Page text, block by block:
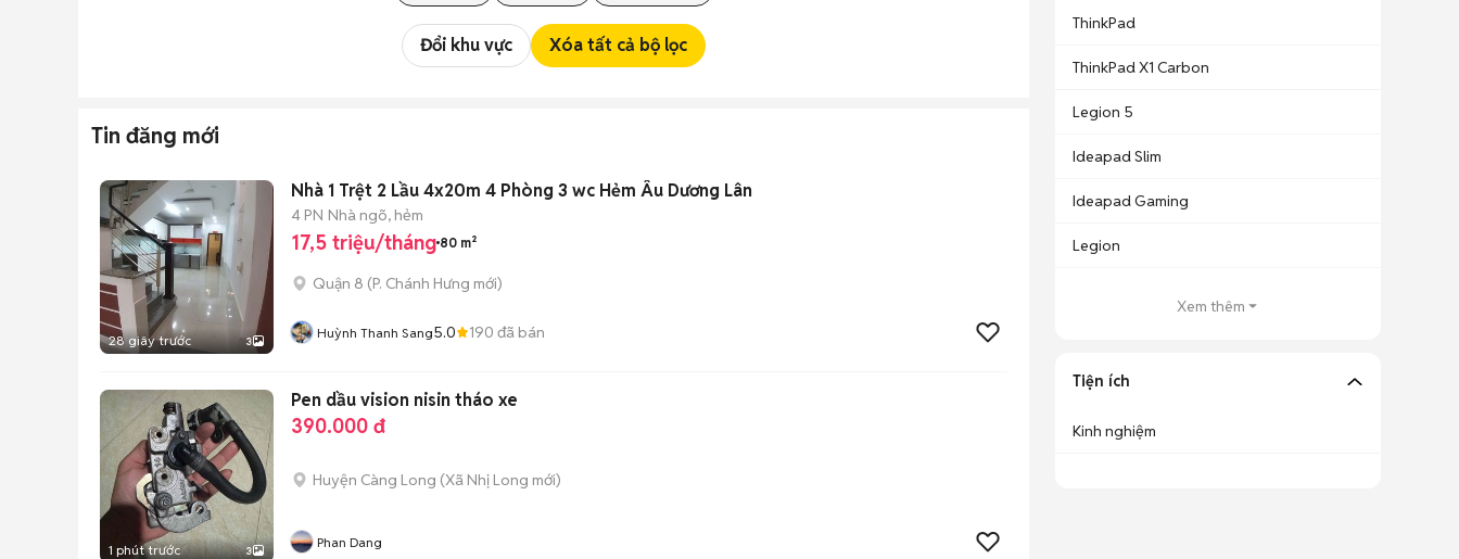
Đổi khu vực Xóa tất cả bộ lọc
Tin đăng mới
28 giây trước 3
Nhà 1 Trệt 2 Lầu 4x20m 4 Phòng 3 wc Hẻm Âu Dương Lân
4 PN Nhà ngõ, hẻm
17,5 triệu/tháng 80 m²
Quận 8 (P. Chánh Hưng mới)
Huỳnh Thanh Sang5.0 190 đã bán
1 phút trước 3
Pen dầu vision nisin tháo xe
390.000 đ
Huyện Càng Long (Xã Nhị Long mới)
Phan Dang
ThinkPad
ThinkPad X1 Carbon
Legion 5
Ideapad Slim
Ideapad Gaming
Legion
Xem thêm
Tiện ích
Kinh nghiệm